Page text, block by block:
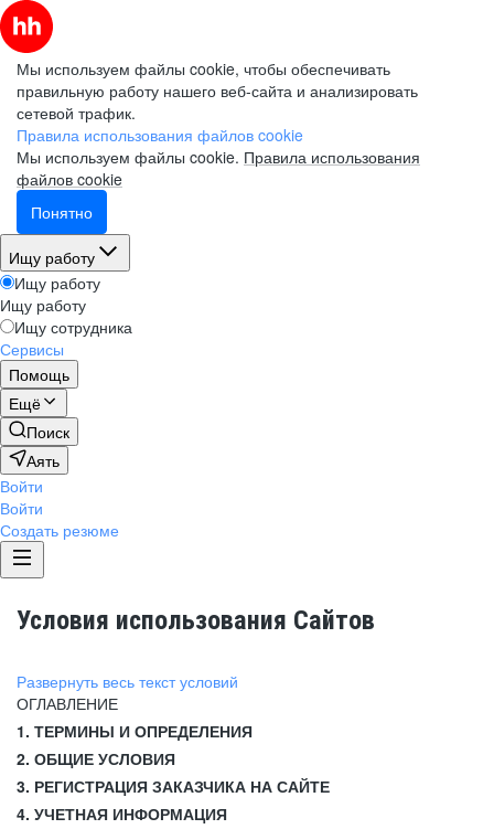
Мы используем файлы cookie, чтобы обеспечивать
правильную работу нашего веб-сайта и анализировать
сетевой трафик.
Правила использования файлов cookie
Мы используем файлы cookie. Правила использования
файлов cookie
Понятно
Ищу работу
Ищу работу
Ищу работу
Ищу сотрудника
Сервисы
Помощь
Ещё
Поиск
Аять
Войти
Войти
Создать резюме
Условия использования Сайтов
Развернуть весь текст условий
ОГЛАВЛЕНИЕ
1. ТЕРМИНЫ И ОПРЕДЕЛЕНИЯ
2. ОБЩИЕ УСЛОВИЯ
3. РЕГИСТРАЦИЯ ЗАКАЗЧИКА НА САЙТЕ
4. УЧЕТНАЯ ИНФОРМАЦИЯ